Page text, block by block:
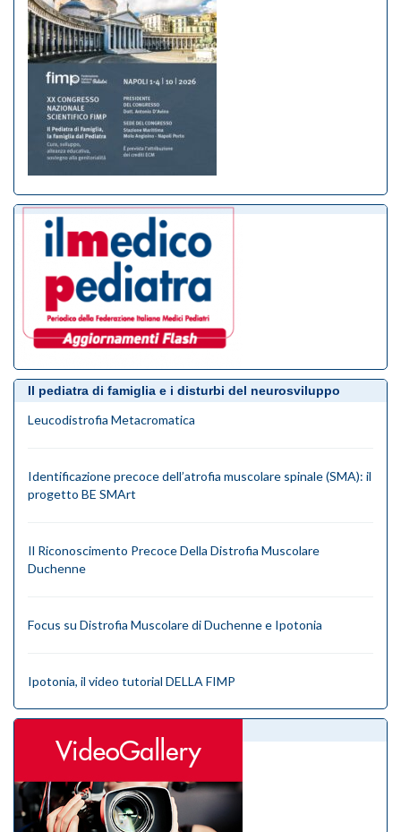
Il pediatra di famiglia e i disturbi del neurosviluppo
Leucodistrofia Metacromatica
Identificazione precoce dell’atrofia muscolare spinale (SMA): il
progetto BE SMArt
Il Riconoscimento Precoce Della Distrofia Muscolare
Duchenne
Focus su Distrofia Muscolare di Duchenne e Ipotonia
Ipotonia, il video tutorial DELLA FIMP